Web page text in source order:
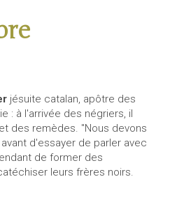
jésuite catalan, apôtre des
: à l'arrivée des négriers, il
des remèdes. "Nous devons
d'essayer de parler avec
de former des
leurs frères noirs.